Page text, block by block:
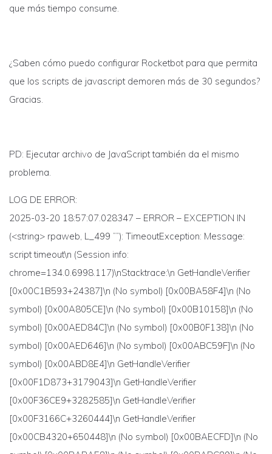
que más tiempo consume.
¿Saben cómo puedo configurar Rocketbot para que permita
que los scripts de javascript demoren más de 30 segundos?
Gracias.
PD: Ejecutar archivo de JavaScript también da el mismo
problema.
LOG DE ERROR:
2025-03-20 18:57:07.028347 – ERROR – EXCEPTION IN
(<string> rpaweb, L_499 “”): TimeoutException: Message:
script timeout\n (Session info:
chrome=134.0.6998.117)\nStacktrace:\n GetHandleVerifier
[0x00C1B593+24387]\n (No symbol) [0x00BA58F4]\n (No
symbol) [0x00A805CE]\n (No symbol) [0x00B10158]\n (No
symbol) [0x00AED84C]\n (No symbol) [0x00B0F138]\n (No
symbol) [0x00AED646]\n (No symbol) [0x00ABC59F]\n (No
symbol) [0x00ABD8E4]\n GetHandleVerifier
[0x00F1D873+3179043]\n GetHandleVerifier
[0x00F36CE9+3282585]\n GetHandleVerifier
[0x00F3166C+3260444]\n GetHandleVerifier
[0x00CB4320+650448]\n (No symbol) [0x00BAECFD]\n (No